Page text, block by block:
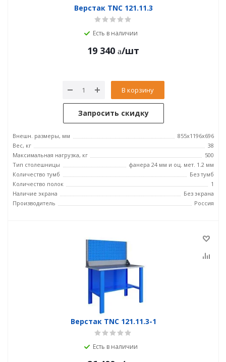
Верстак TNC 121.11.3
Есть в наличии
19 340 /шт
В корзину
Запросить скидку
Внешн. размеры, мм
855x1196x696
Вес, кг
38
Максимальная нагрузка, кг
500
Тип столешницы
фанера 24 мм и оц. мет. 1.2 мм
Количество тумб
Без тумб
Количество полок
1
Наличие экрана
Без экрана
Производитель
Россия
Верстак TNC 121.11.3-1
Есть в наличии